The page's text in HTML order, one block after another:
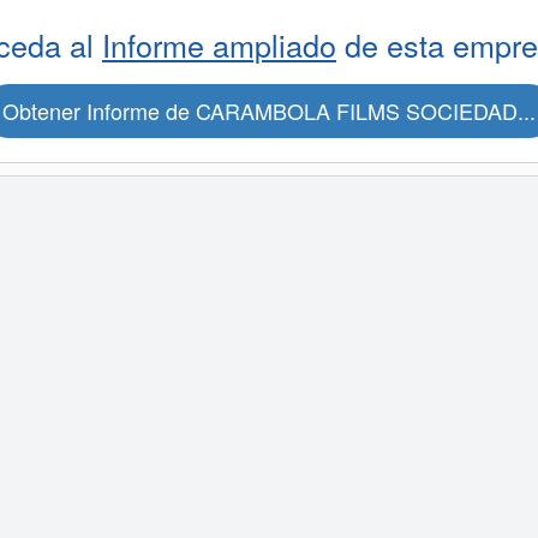
al Informe ampliado de esta
Obtener Informe de CARAMBOLA FILMS SOCIEDAD...